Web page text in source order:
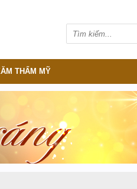
THẨM MỸ